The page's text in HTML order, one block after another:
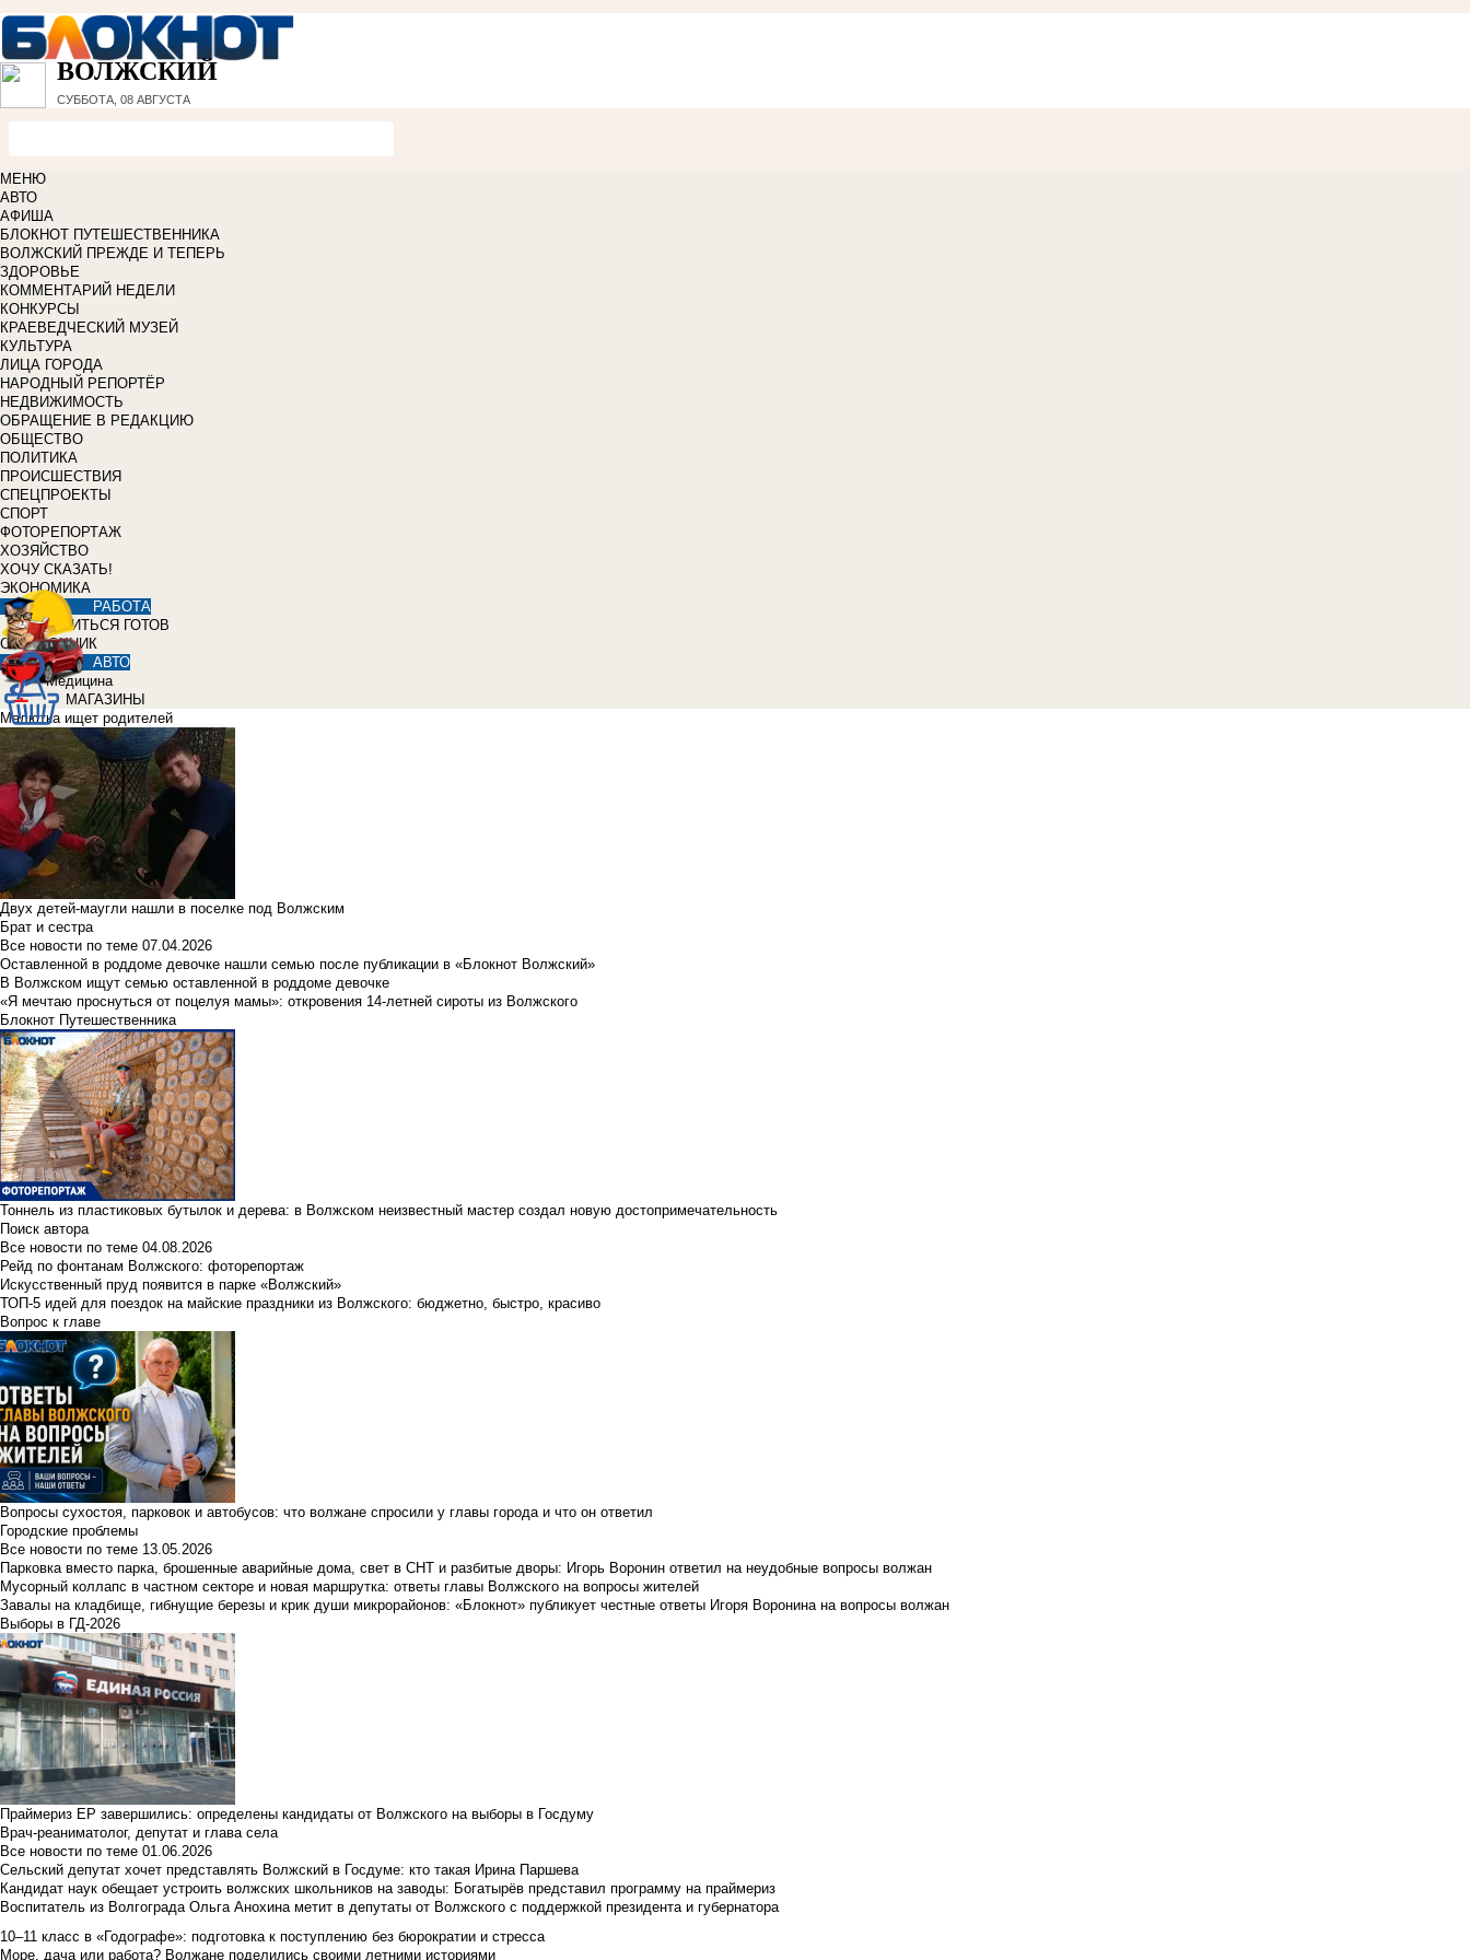
ВОЛЖСКИЙ
СУББОТА, 08 АВГУСТА
МЕНЮ
АВТО
АФИША
БЛОКНОТ ПУТЕШЕСТВЕННИКА
ВОЛЖСКИЙ ПРЕЖДЕ И ТЕПЕРЬ
ЗДОРОВЬЕ
КОММЕНТАРИЙ НЕДЕЛИ
КОНКУРСЫ
КРАЕВЕДЧЕСКИЙ МУЗЕЙ
КУЛЬТУРА
ЛИЦА ГОРОДА
НАРОДНЫЙ РЕПОРТЁР
НЕДВИЖИМОСТЬ
ОБРАЩЕНИЕ В РЕДАКЦИЮ
ОБЩЕСТВО
ПОЛИТИКА
ПРОИСШЕСТВИЯ
СПЕЦПРОЕКТЫ
СПОРТ
ФОТОРЕПОРТАЖ
ХОЗЯЙСТВО
ХОЧУ СКАЗАТЬ!
ЭКОНОМИКА
РАБОТА
УЧИТЬСЯ ГОТОВ
СПРАВОЧНИК
АВТО
Медицина
МАГАЗИНЫ
Малютка ищет родителей
Двух детей-маугли нашли в поселке под Волжским
Брат и сестра
Все новости по теме 07.04.2026
Оставленной в роддоме девочке нашли семью после публикации в «Блокнот Волжский»
В Волжском ищут семью оставленной в роддоме девочке
«Я мечтаю проснуться от поцелуя мамы»: откровения 14-летней сироты из Волжского
Блокнот Путешественника
Тоннель из пластиковых бутылок и дерева: в Волжском неизвестный мастер создал новую достопримечательность
Поиск автора
Все новости по теме 04.08.2026
Рейд по фонтанам Волжского: фоторепортаж
Искусственный пруд появится в парке «Волжский»
ТОП-5 идей для поездок на майские праздники из Волжского: бюджетно, быстро, красиво
Вопрос к главе
Вопросы сухостоя, парковок и автобусов: что волжане спросили у главы города и что он ответил
Городские проблемы
Все новости по теме 13.05.2026
Парковка вместо парка, брошенные аварийные дома, свет в СНТ и разбитые дворы: Игорь Воронин ответил на неудобные вопросы волжан
Мусорный коллапс в частном секторе и новая маршрутка: ответы главы Волжского на вопросы жителей
Завалы на кладбище, гибнущие березы и крик души микрорайонов: «Блокнот» публикует честные ответы Игоря Воронина на вопросы волжан
Выборы в ГД-2026
Праймериз ЕР завершились: определены кандидаты от Волжского на выборы в Госдуму
Врач-реаниматолог, депутат и глава села
Все новости по теме 01.06.2026
Сельский депутат хочет представлять Волжский в Госдуме: кто такая Ирина Паршева
Кандидат наук обещает устроить волжских школьников на заводы: Богатырёв представил программу на праймериз
Воспитатель из Волгограда Ольга Анохина метит в депутаты от Волжского с поддержкой президента и губернатора
10–11 класс в «Годографе»: подготовка к поступлению без бюрократии и стресса
Море, дача или работа? Волжане поделились своими летними историями